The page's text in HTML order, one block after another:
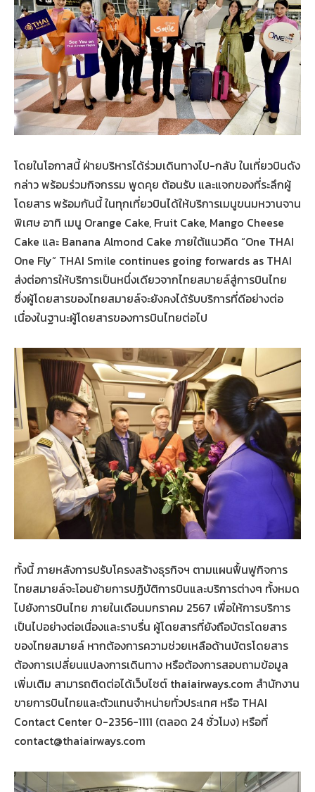
โดยในโอกาสนี้ ฝ่ายบริหารได้ร่วมเดินทางไป-กลับ ในเที่ยวบินดัง
กล่าว พร้อมร่วมกิจกรรม พูดคุย ต้อนรับ และแจกของที่ระลึกผู้
โดยสาร พร้อมกันนี้ ในทุกเที่ยวบินได้ให้บริการเมนูขนมหวานจาน
พิเศษ อาทิ เมนู Orange Cake, Fruit Cake, Mango Cheese
Cake และ Banana Almond Cake ภายใต้แนวคิด “One THAI
One Fly” THAI Smile continues going forwards as THAI
ส่งต่อการให้บริการเป็นหนึ่งเดียวจากไทยสมายล์สู่การบินไทย
ซึ่งผู้โดยสารของไทยสมายล์จะยังคงได้รับบริการที่ดีอย่างต่อ
เนื่องในฐานะผู้โดยสารของการบินไทยต่อไป
ทั้งนี้ ภายหลังการปรับโครงสร้างธุรกิจฯ ตามแผนฟื้นฟูกิจการ
ไทยสมายล์จะโอนย้ายการปฏิบัติการบินและบริการต่างๆ ทั้งหมด
ไปยังการบินไทย ภายในเดือนมกราคม 2567 เพื่อให้การบริการ
เป็นไปอย่างต่อเนื่องและราบรื่น ผู้โดยสารที่ยังถือบัตรโดยสาร
ของไทยสมายล์ หากต้องการความช่วยเหลือด้านบัตรโดยสาร
ต้องการเปลี่ยนแปลงการเดินทาง หรือต้องการสอบถามข้อมูล
เพิ่มเติม สามารถติดต่อได้เว็บไซต์ thaiairways.com สำนักงาน
ขายการบินไทยและตัวแทนจำหน่ายทั่วประเทศ หรือ THAI
Contact Center 0-2356-1111 (ตลอด 24 ชั่วโมง) หรือที่
contact@thaiairways.com